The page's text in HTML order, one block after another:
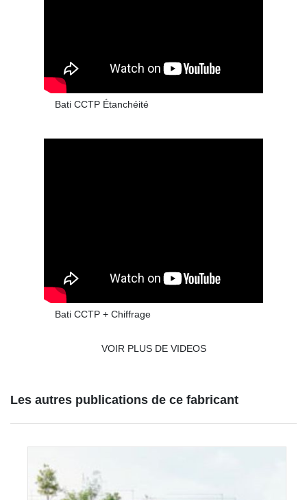
Bati CCTP Étanchéité
Bati CCTP + Chiffrage
VOIR PLUS DE VIDEOS
Les autres publications de ce fabricant